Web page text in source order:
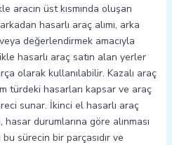
aracın üst kısmında oluşan
hasarlı araç alımı, arka
değerlendirmek amacıyla
hasarlı araç satın alan yerler
olarak kullanılabilir. Kazalı araç
türdeki hasarları kapsar ve araç
sunar. İkinci el hasarlı araç
hasar durumlarına göre alınması
sürecin bir parçasıdır ve